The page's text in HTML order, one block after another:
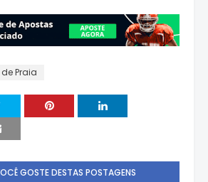
Praia
GOSTE DESTAS POSTAGENS